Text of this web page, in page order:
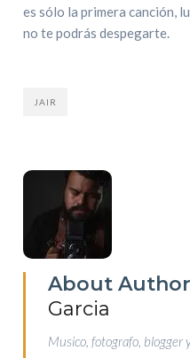
es sólo la primera canción,
no te podrás despegarte.
JAIR
About
Garcia
Musico, fotografo, blogger